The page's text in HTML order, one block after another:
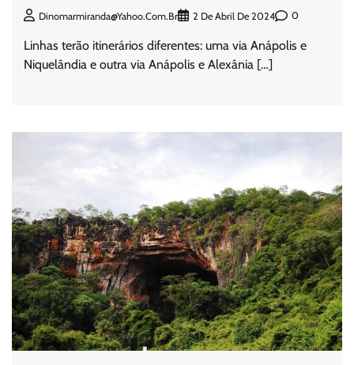
Dinomarmiranda@yahoo.com.br 2 De Abril De 2024 0
Linhas terão itinerários diferentes: uma via Anápolis e
Niquelândia e outra via Anápolis e Alexânia […]